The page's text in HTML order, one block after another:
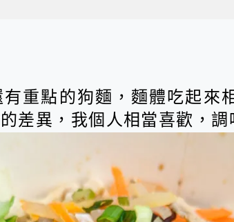
重點的狗麵，麵體吃起來
差異，我個人相當喜歡，調